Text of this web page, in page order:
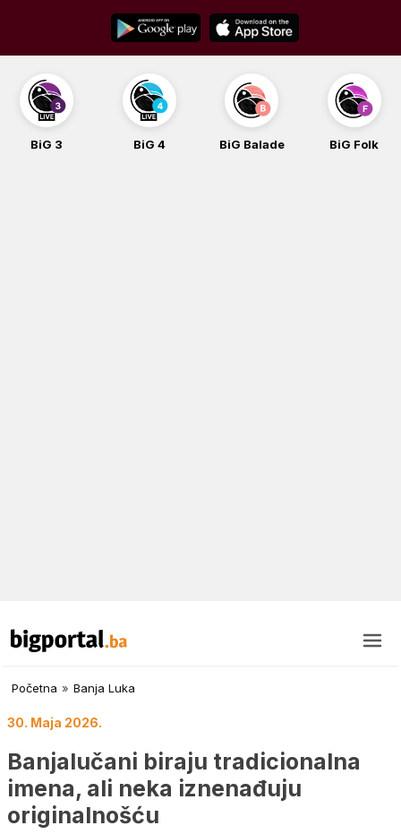
content
BiG 3 BiG 4 BiG Balade BiG Folk
Početna » Banja Luka
30. Maja 2026.
Banjalučani biraju tradicionalna
imena, ali neka iznenađuju
originalnošću